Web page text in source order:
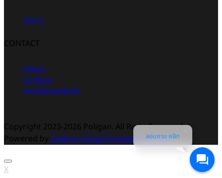
บทความ
CONTACT
ติดต่อเรา
สาขาทั้งหมด
คำถามที่พบบ่อยเพิ่มเติม
Copyright 2023-2026 Poligan. All Right Reserved.
Powered by Code on Cloud Company Limited.
X
สอบถาม คลิก